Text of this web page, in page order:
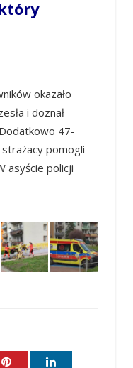
okazało
i doznał
47-
pomogli
asyście policji
Pinterest LinkedIn